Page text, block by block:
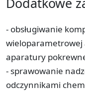
- obsługiwanie
wieloparametrowej
aparatury
- sprawowanie
odczynnikami